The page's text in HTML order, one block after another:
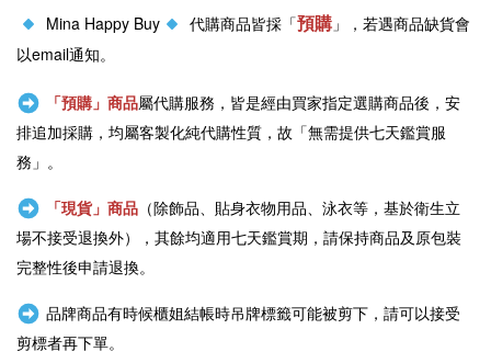
Mina Happy Buy 代購商品皆採「預購」，若遇商品缺貨會
以email通知。
「預購」商品屬代購服務，皆是經由買家指定選購商品後，安
排追加採購，均屬客製化純代購性質，故「無需提供七天鑑賞服
務」。
「現貨」商品（除飾品、貼身衣物用品、泳衣等，基於衛生立
場不接受退換外），其餘均適用七天鑑賞期，請保持商品及原包裝
完整性後申請退換。
品牌商品有時候櫃姐結帳時吊牌標籤可能被剪下，請可以接受
剪標者再下單。